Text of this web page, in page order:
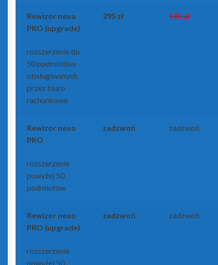
Rewizor nexo
PRO (upgrade)
rozszerzenie do
50 podmiotów
obsługiwanych
przez biuro
rachunkowe
295 zł 590 zł
Rewizor nexo
PRO
rozszerzenie
powyżej 50
podmiotów
zadzwoń zadzwoń
Rewizor nexo
PRO (upgrade)
rozszerzenie
powyżej 50
zadzwoń zadzwoń